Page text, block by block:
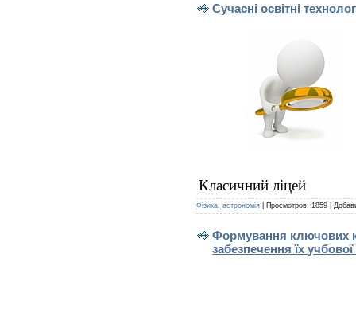
Сучасні освітні
Класичний ліцей
Фізика, астрономія Просмотров: 1859
Формування ключових
забезпечення їх